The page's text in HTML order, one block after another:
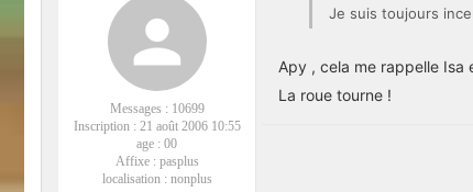
Messages : 10699
Inscription : 21 août 2006 10:55
age : 00
Affixe : pasplus
localisation : nonplus
Je suis toujours
Apy , cela me rappelle
La roue tourne !